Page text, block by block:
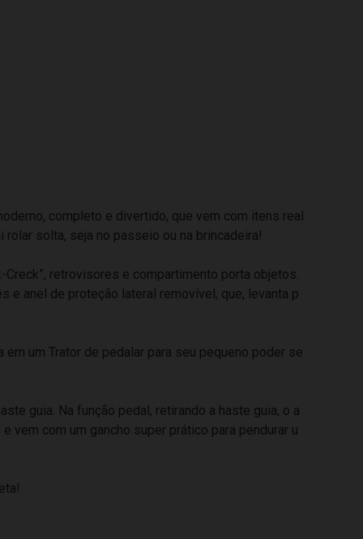
completo e divertido, que vem com itens real
solta, seja no passeio ou na brincadeira!
retrovisores e compartimento porta objetos.
e anel de proteção lateral removível, que, levanta p
um Trator de pedalar para seu pequeno poder se
guia. Na função pedal, retirando a haste guia, o a
vem com um gancho super prático para pendurar u